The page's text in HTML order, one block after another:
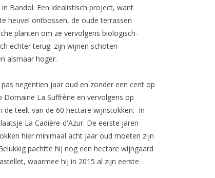
Bandol. Een idealistisch project, want
heuvel ontbossen, de oude terrassen
planten om ze vervolgens biologisch-
echter terug: zijn wijnen schoten
alsmaar hoger.
negentien jaar oud en zonder een cent op
Domaine La Suffrène en vervolgens op
teelt van de 60 hectare wijnstokken. In
La Cadière-d'Azur. De eerste jaren
hier minimaal acht jaar oud moeten zijn
pachtte hij nog een hectare wijngaard
waarmee hij in 2015 al zijn eerste